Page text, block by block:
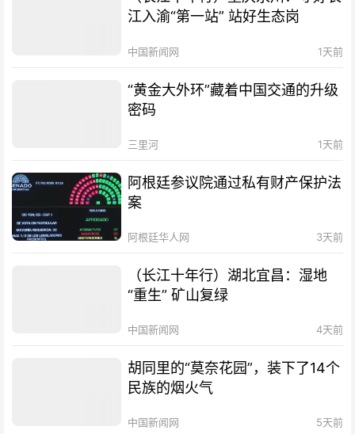
江入渝“第一站” 站好生态岗
中国新闻网 1天前
“黄金大外环”藏着中国交通的升级
密码
三里河 1天前
阿根廷参议院通过私有财产保护法
案
阿根廷华人网 3天前
（长江十年行）湖北宜昌：湿地
“重生” 矿山复绿
中国新闻网 4天前
胡同里的“莫奈花园”，装下了14个
民族的烟火气
中国新闻网 5天前